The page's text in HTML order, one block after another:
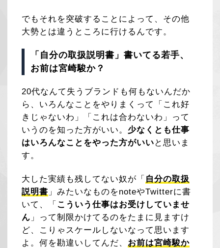
でもそれを突破することによって、その他
大勢とは違うところに行けるんです。
「自分の取扱説明書」書いてる若手、
お前は宮崎駿か？
20代なんて失うブランドも何もないんだか
ら、いろんなことをやりまくって「これ好
きじゃないわ」「これは合わないわ」って
いうのを知った方がいい。 少なくとも仕事
はいろんなことをやった方がいい と思いま
す。
大した実績も残してない奴が「 自分の取扱
説明書 」みたいなものをnoteやTwitterに書
いて、「 こういう仕事はお受けしていませ
ん 」って制限かけてるのをたまに見ますけ
ど、こりゃスケールしないなって思います
よ。何を勘違いしてんだ、 お前は宮崎駿か